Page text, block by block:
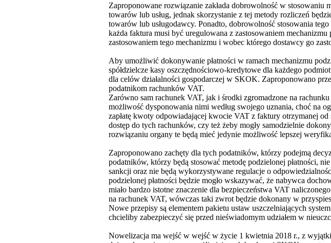
Zaproponowane rozwiązanie zakłada dobrowolność w stosowaniu
towarów lub usług, jednak skorzystanie z tej metody rozliczeń
towarów lub usługodawcy. Ponadto, dobrowolność stosowania
każda faktura musi być uregulowana z zastosowaniem
zastosowaniem tego mechanizmu i wobec którego dostawcy go
Aby umożliwić dokonywanie płatności w ramach mechanizmu
spółdzielcze kasy oszczędnościowo-kredytowe dla każdego
dla celów działalności gospodarczej w SKOK. Zaproponowano
podatnikom rachunków VAT.
Zarówno sam rachunek VAT, jak i środki zgromadzone na
możliwość dysponowania nimi według swojego uznania, choć na
zapłatę kwoty odpowiadającej kwocie VAT z faktury otrzymanej
dostęp do tych rachunków, czy też żeby mogły samodzielnie
rozwiązaniu organy te będą mieć jedynie możliwość lepszej
Zaproponowano zachęty dla tych podatników, którzy podejmą
podatników, którzy będą stosować metodę podzielonej płatności,
sankcji oraz nie będą wykorzystywane regulacje o
podzielonej płatności będzie mogło wskazywać, że nabywca
miało bardzo istotne znaczenie dla bezpieczeństwa VAT
na rachunek VAT, wówczas taki zwrot będzie dokonany w
Nowe przepisy są elementem pakietu ustaw uszczelniających
chcieliby zabezpieczyć się przed nieświadomym udziałem w
Nowelizacja ma wejść w wejść w życie 1 kwietnia 2018 r., z